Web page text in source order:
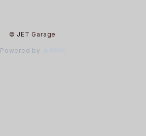
© JET Garage
Powered by